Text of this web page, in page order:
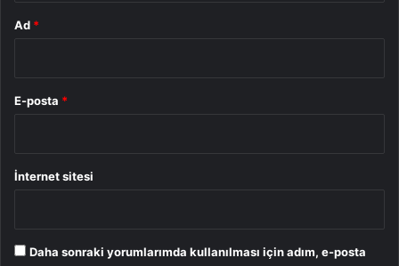
Ad *
E-posta *
İnternet sitesi
Daha sonraki yorumlarımda kullanılması için adım, e-posta